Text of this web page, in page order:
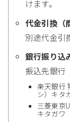
けます。
代金引換（
別途代金引
銀行振り込
振込先銀行
楽天銀行
シ）キタ
三菱東京
キタガワ